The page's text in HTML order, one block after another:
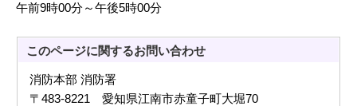
午前9時00分～午後5時00分
このページに関するお問い合わせ
消防本部 消防署
〒483-8221 愛知県江南市赤童子町大堀70